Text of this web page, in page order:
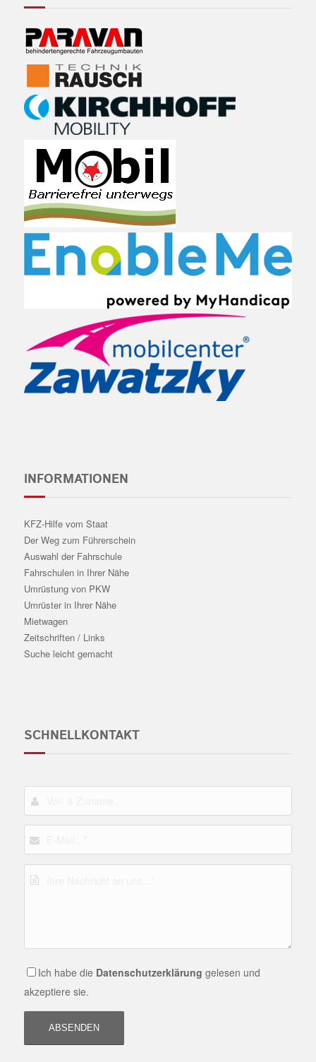
INFORMATIONEN
KFZ-Hilfe vom Staat
Der Weg zum Führerschein
Auswahl der Fahrschule
Fahrschulen in Ihrer Nähe
Umrüstung von PKW
Umrüster in Ihrer Nähe
Mietwagen
Zeitschriften / Links
Suche leicht gemacht
SCHNELLKONTAKT
Ich habe die Datenschutzerklärung gelesen und
akzeptiere sie.